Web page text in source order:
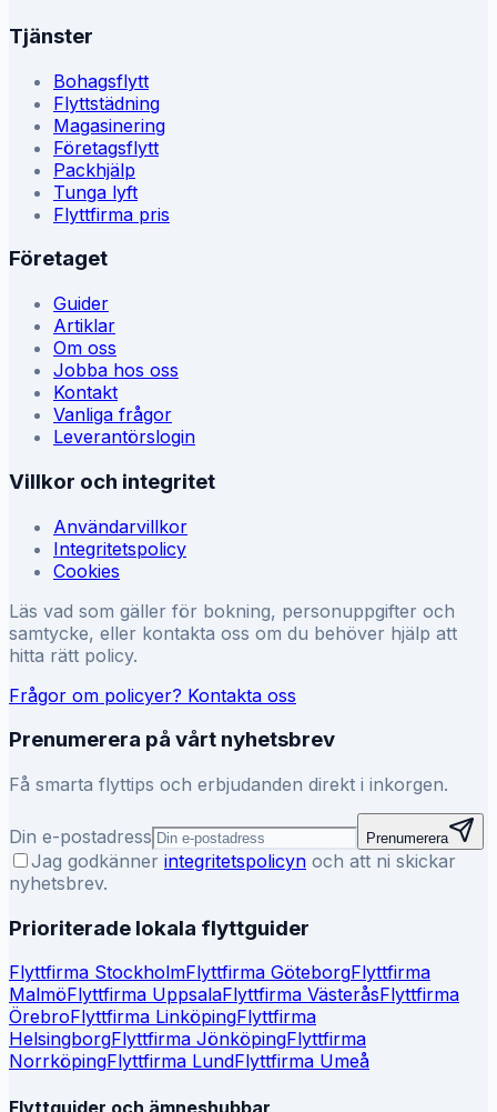
Tjänster
Bohagsflytt
Flyttstädning
Magasinering
Företagsflytt
Packhjälp
Tunga lyft
Flyttfirma pris
Företaget
Guider
Artiklar
Om oss
Jobba hos oss
Kontakt
Vanliga frågor
Leverantörslogin
Villkor och integritet
Användarvillkor
Integritetspolicy
Cookies
Läs vad som gäller för bokning, personuppgifter och
samtycke, eller kontakta oss om du behöver hjälp att
hitta rätt policy.
Frågor om policyer? Kontakta oss
Prenumerera på vårt nyhetsbrev
Få smarta flyttips och erbjudanden direkt i inkorgen.
Din e-postadress Prenumerera
Jag godkänner integritetspolicyn och att ni skickar
nyhetsbrev.
Prioriterade lokala flyttguider
Flyttfirma StockholmFlyttfirma GöteborgFlyttfirma
MalmöFlyttfirma UppsalaFlyttfirma VästeråsFlyttfirma
ÖrebroFlyttfirma LinköpingFlyttfirma
HelsingborgFlyttfirma JönköpingFlyttfirma
NorrköpingFlyttfirma LundFlyttfirma Umeå
Flyttguider och ämneshubbar